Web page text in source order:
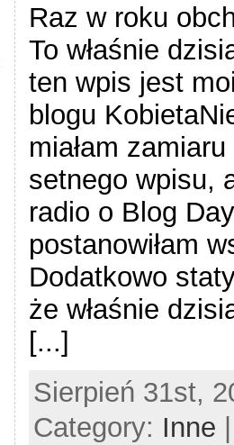
Raz w roku
To właśnie
ten wpis jest
blogu
miałam
setnego wpisu,
radio o Blog
postanowiłam
Dodatkowo
że właśnie
[...]
Sierpień 31st,
Category: Inne